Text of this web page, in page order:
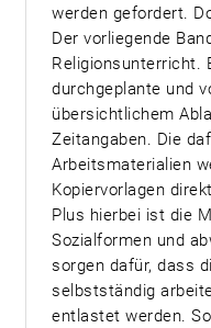
werden gefordert.
Der vorliegende
Religionsunterricht.
durchgeplante und
übersichtlichem
Zeitangaben. Die
Arbeitsmaterialien
Kopiervorlagen
Plus hierbei ist die
Sozialformen und
sorgen dafür, dass
selbstständig
entlastet werden.